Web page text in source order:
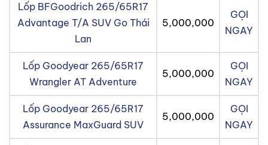
Lốp BFGoodrich 265/65R17
Advantage T/A SUV Go Thái
Lan
5,000,000
GỌI
NGAY
Lốp Goodyear 265/65R17
Wrangler AT Adventure
5,000,000
GỌI
NGAY
Lốp Goodyear 265/65R17
Assurance MaxGuard SUV
5,000,000
GỌI
NGAY